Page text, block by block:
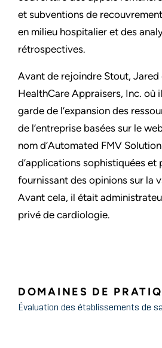
et subventions de
en milieu hospitalier et des
rétrospectives.
Avant de rejoindre Stout, Jared
HealthCare Appraisers, Inc. où
garde de l’expansion des
de l’entreprise basées sur le
nom d’Automated FMV
d’applications sophistiquées et
fournissant des opinions sur la
Avant cela, il était
privé de cardiologie.
DOMAINES DE
Évaluation des établissements de